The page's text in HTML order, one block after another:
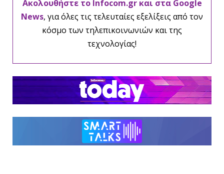
Ακολουθήστε το Infocom.gr και στα Google
News, για όλες τις τελευταίες εξελίξεις από τον
κόσμο των τηλεπικοινωνιών και της
τεχνολογίας!